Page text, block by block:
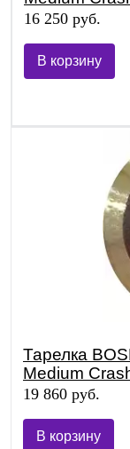
16 250 руб.
В корзину
Тарелка
Medium
19 860 руб.
В корзину